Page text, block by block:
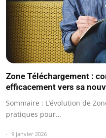
Zone Téléchargement :
efficacement vers sa
Sommaire : L’évolution de
pratiques pour…
9 janvier 2026